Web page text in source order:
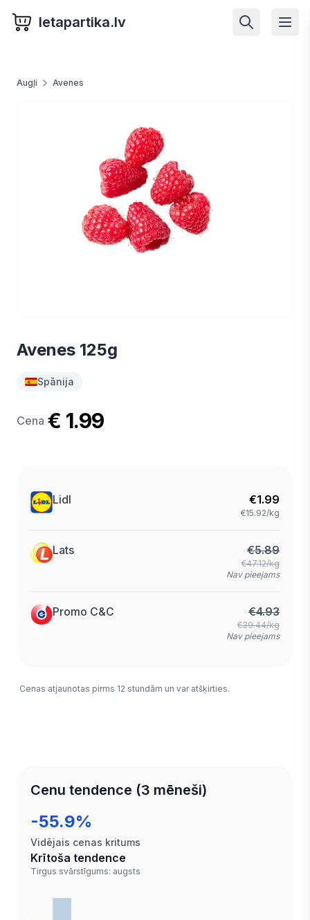
letapartika.lv
Augļi Avenes
Avenes 125g
Spānija
Cena € 1.99
Lidl €1.99
€15.92/kg
Lats €5.89
€47.12/kg
Nav pieejams
Promo C&C €4.93
€39.44/kg
Nav pieejams
Cenas atjaunotas pirms 12 stundām un var atšķirties.
Cenu tendence (3 mēneši)
-55.9%
Vidējais cenas kritums
Krītoša tendence
Tirgus svārstīgums: augsts